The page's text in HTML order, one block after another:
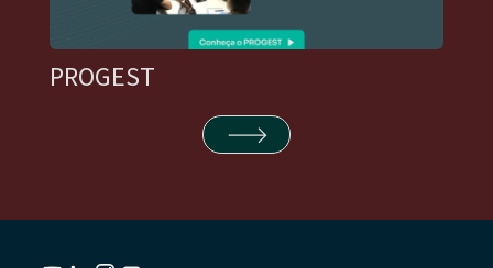
PROGEST